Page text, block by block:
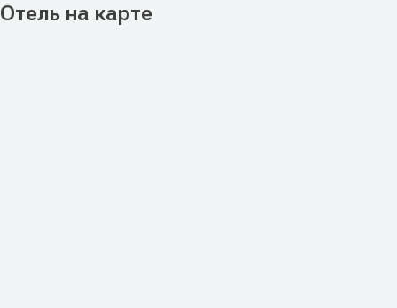
Отель на карте